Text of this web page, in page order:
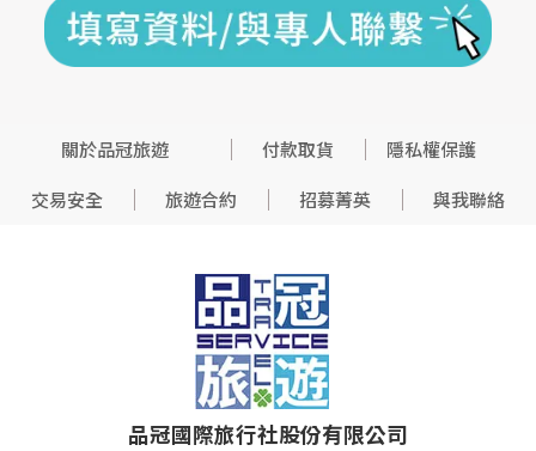
關於品冠旅遊 付款取貨
隱私權保護
交易安全
旅遊合約 招募菁英 與我聯絡
品冠國際旅行社股份有限公司